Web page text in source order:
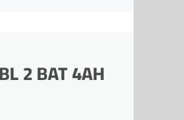
2 BAT 4AH